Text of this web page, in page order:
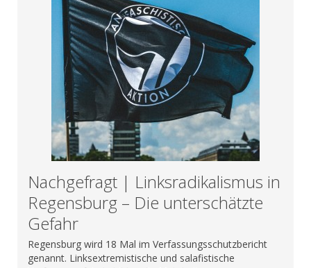
Nachgefragt | Linksradikalismus in
Regensburg – Die unterschätzte
Gefahr
Regensburg wird 18 Mal im Verfassungsschutzbericht
genannt. Linksextremistische und salafistische